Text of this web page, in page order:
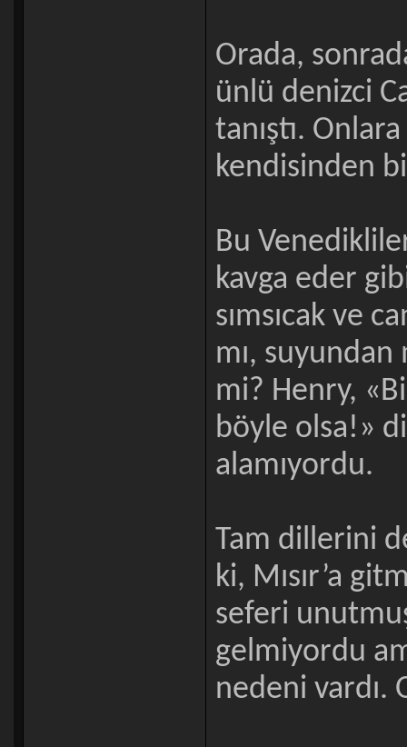
Orada,
ünlü denizci
tanıştı.
kendisinden
Bu
kavga eder
sımsıcak ve
mı, suyundan
mi? Henry,
böyle olsa!»
alamıyordu.
Tam dillerini
ki, Mısır’a
seferi
gelmiyordu
nedeni vardı.